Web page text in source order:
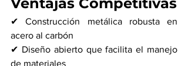
✔ Construcción metálica robusta en
acero al carbón
✔ Diseño abierto que facilita el manejo
de materiales